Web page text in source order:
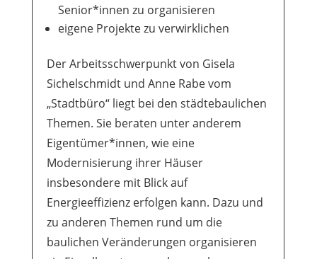
Senior*innen zu organisieren
eigene Projekte zu verwirklichen
Der Arbeitsschwerpunkt von Gisela
Sichelschmidt und Anne Rabe vom
„Stadtbüro“ liegt bei den städtebaulichen
Themen. Sie beraten unter anderem
Eigentümer*innen, wie eine
Modernisierung ihrer Häuser
insbesondere mit Blick auf
Energieeffizienz erfolgen kann. Dazu und
zu anderen Themen rund um die
baulichen Veränderungen organisieren